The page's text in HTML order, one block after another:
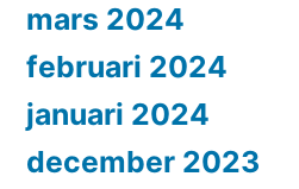
mars 2024
februari 2024
januari 2024
december 2023